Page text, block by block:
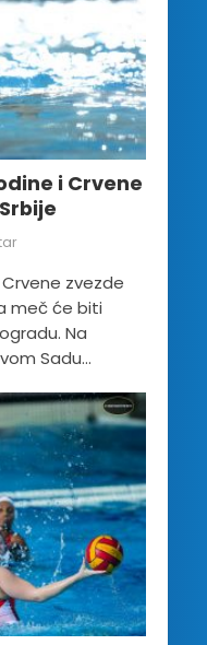
i Crvene
zvezde
meč će biti
Na
Sadu...